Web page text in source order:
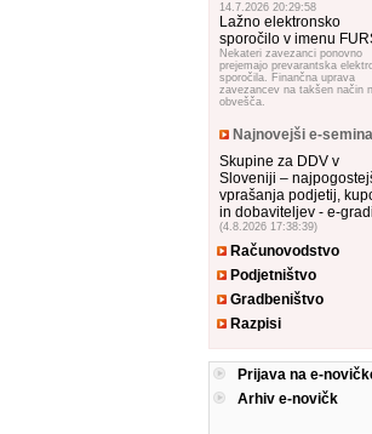
14.7.2026 20:29:58
Lažno elektronsko
sporočilo v imenu
Nekateri zavezanci ponovno
prejemajo prevarantska
sporočila. Finančna uprava
zavezancev na takšen način
obvešča.
Najnovejši e-
Skupine za DDV v
Sloveniji –
vprašanja podjetij,
in dobaviteljev - e-
(4.8.2026 17:38:39)
Računovodstvo
Podjetništvo
Gradbeništvo
Razpisi
Prijava na e-
Arhiv e-novičk